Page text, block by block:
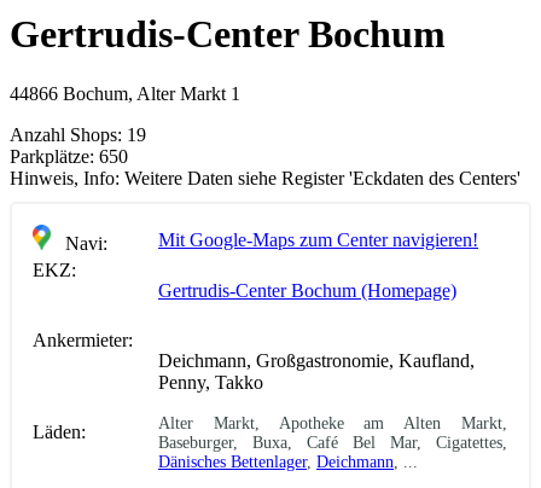
Gertrudis-Center Bochum
44866 Bochum, Alter Markt 1
Anzahl Shops: 19
Parkplätze: 650
Hinweis, Info: Weitere Daten siehe Register 'Eckdaten des Centers'
Navi:
Mit Google-Maps zum Center navigieren!
EKZ:
Gertrudis-Center Bochum (Homepage)
Ankermieter:
Deichmann, Großgastronomie, Kaufland,
Penny, Takko
Läden:
Alter Markt, Apotheke am Alten Markt,
Baseburger, Buxa, Café Bel Mar, Cigatettes,
Dänisches Bettenlager, Deichmann